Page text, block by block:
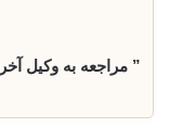
” مراجعه به وکیل